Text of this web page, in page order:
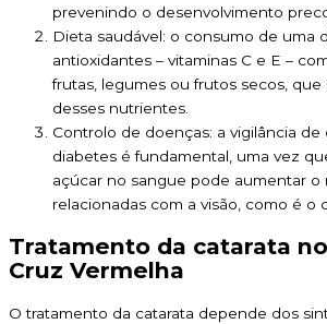
prevenindo o desenvolvimento
Dieta saudável: o consumo de uma
antioxidantes – vitaminas C e E –
frutas, legumes ou frutos secos,
desses nutrientes.
Controlo de doenças: a vigilância de
diabetes é fundamental, uma vez
açúcar no sangue pode aumentar o
relacionadas com a visão, como é o
Tratamento da catarata
Cruz Vermelha
O tratamento da catarata depende dos